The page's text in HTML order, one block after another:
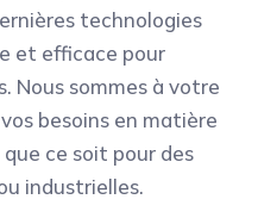
technologies
et efficace pour
Nous sommes à votre
besoins en matière
que ce soit pour des
industrielles.